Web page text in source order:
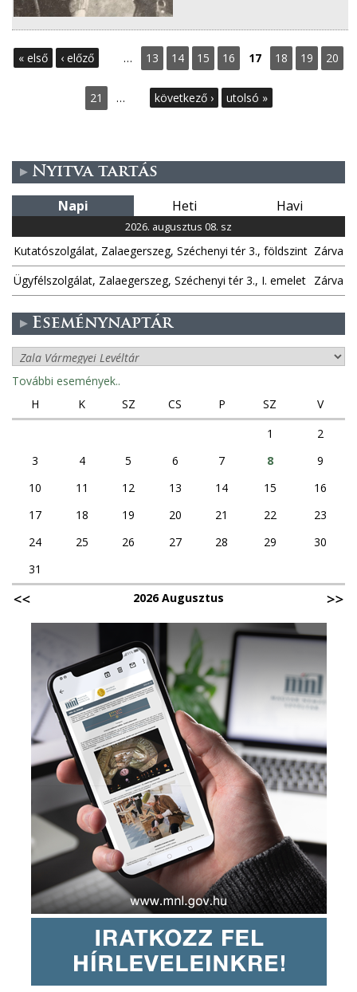
O
l
a
k
« első ‹ előző … 13 14 15 16 17 18 19 20
21 … következő › utolsó »
Nyitva tartás
Napi Heti Havi
2026. augusztus 08. sz
Kutatószolgálat, Zalaegerszeg, Széchenyi tér 3., földszint Zárva
Ügyfélszolgálat, Zalaegerszeg, Széchenyi tér 3., I. emelet Zárva
Eseménynaptár
További események..
H
K SZ CS P SZ
V
1
2
3
4 5 6 7 8
9
10
11 12 13 14 15
16
17
18 19 20 21 22
23
24
25 26 27 28 29
30
31
2026 Augusztus